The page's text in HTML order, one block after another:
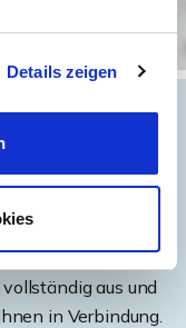
Details zeigen
oder wollen
dann füllen Sie
aus und
in Verbindung.